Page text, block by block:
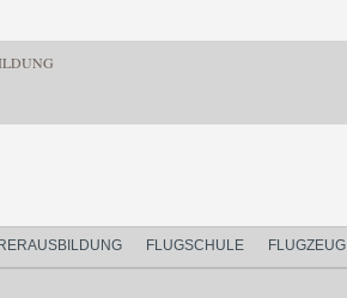
FLUGSCHULE FLUGZEUG